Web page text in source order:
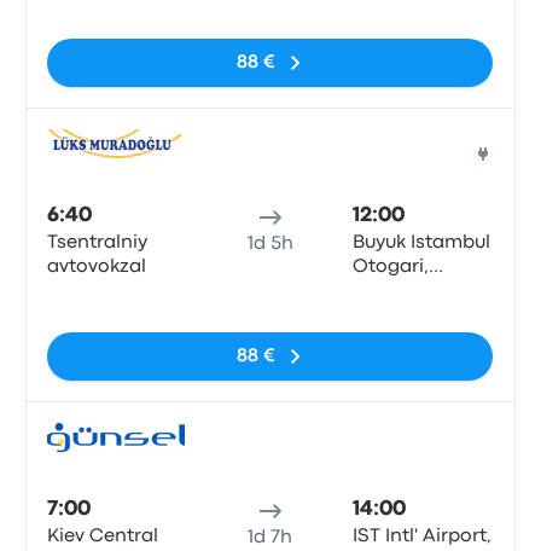
88 €
6:40
Tsentralniy
avtovokzal
1d 5h
12:00
Buyuk Istambul
Otogari,
88 €
7:00
Kiev Central
1d 7h
14:00
IST Intl' Airport,